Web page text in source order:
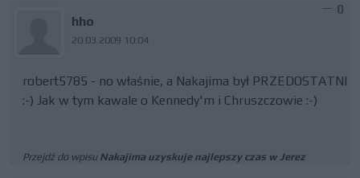
hho
20.03.2009 10:04
0
robert5785 - no właśnie, a Nakajima był PRZEDOSTATNI
:-) Jak w tym kawale o Kennedy'm i Chruszczowie :-)
Przejdź do wpisu Nakajima uzyskuje najlepszy czas w Jerez